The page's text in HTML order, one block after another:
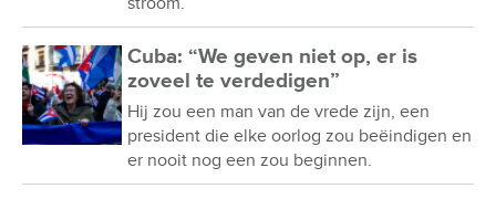
Cuba: “We geven niet op, er is
zoveel te verdedigen”
Hij zou een man van de vrede zijn, een
president die elke oorlog zou beëindigen en
er nooit nog een zou beginnen.